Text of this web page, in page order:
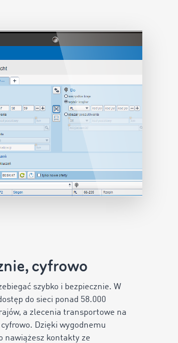
cyfrowo
szybko i bezpiecznie. W
do sieci ponad 58.000
a zlecenia transportowe na
Dzięki wygodnemu
nawiążesz kontakty ze